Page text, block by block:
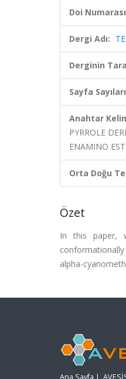
Doi
Dergi Adı:
Derginin
Sayfa
Anahtar
PYRROLE
ENAMINO
Orta Doğu
Özet
In this paper,
alpha-
Ana Sayfa |